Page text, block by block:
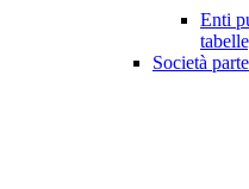
Enti
Società